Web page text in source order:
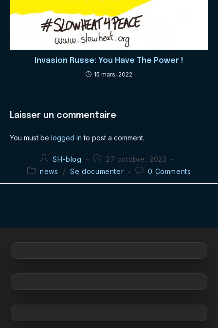
Invasion Russe: You Have The Power !
15 mars, 2022
Laisser un commentaire
You must be logged in to post a comment.
PostSH-blog
Post
published:
27 octobre, 2023
Postnews / Se documenter
Post0 Comments